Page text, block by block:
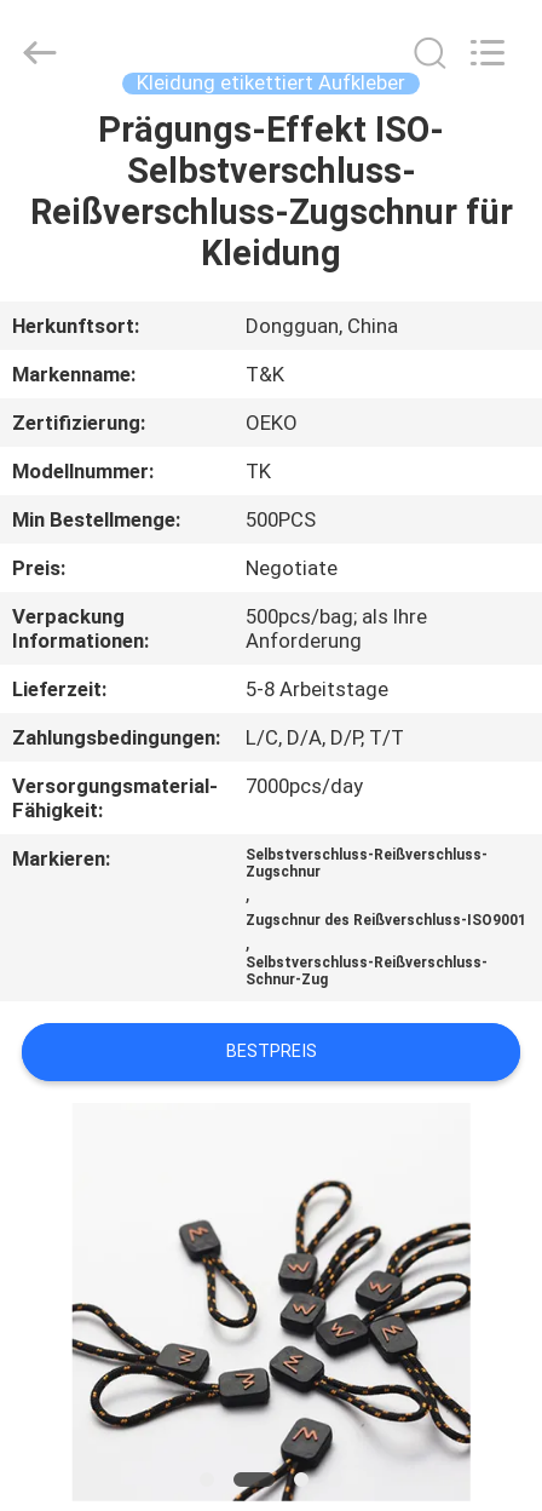
PRODUKTE
UNS
AUSFLUG
QUALITÄTSKONTROLLE
TRETEN
SIE
MIT
UNS
VERBINDUNG
SITEMAP
Accessories
Co.,Ltd.
Kleidung etikettiert Aufkleber
Prägungs-Effekt ISO-
Selbstverschluss-
Reißverschluss-Zugschnur für
Kleidung
Herkunftsort:
Dongguan, China
Markenname:
T&K
Zertifizierung:
OEKO
Modellnummer:
TK
Min Bestellmenge:
500PCS
Preis:
Negotiate
Verpackung
Informationen:
500pcs/bag; als Ihre
Anforderung
Lieferzeit:
5-8 Arbeitstage
Zahlungsbedingungen:
L/C, D/A, D/P, T/T
Versorgungsmaterial-
Fähigkeit:
7000pcs/day
Markieren:
Selbstverschluss-Reißverschluss-
Zugschnur
,
Zugschnur des Reißverschluss-ISO9001
,
Selbstverschluss-Reißverschluss-
Schnur-Zug
BESTPREIS